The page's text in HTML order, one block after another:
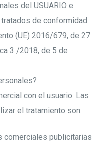
del USUARIO e
de conformidad
(UE) 2016/679, de 27
3 /2018, de 5 de
con el usuario. Las
el tratamiento son:
comerciales publicitarias